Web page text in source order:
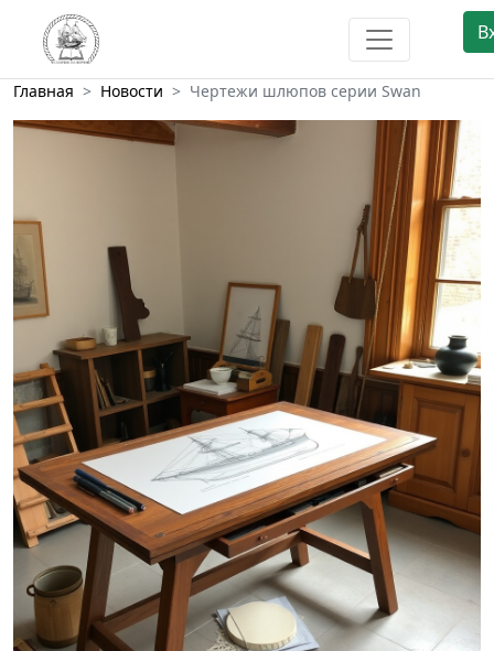
Главная Новости Чертежи шлюпов серии Swan